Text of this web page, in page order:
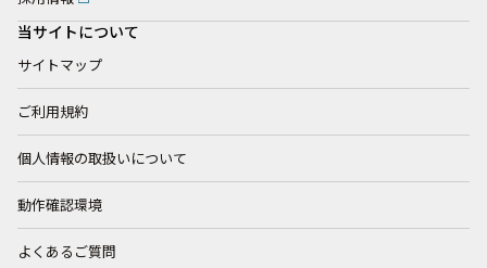
当サイトについて
サイトマップ
ご利用規約
個人情報の取扱いについて
動作確認環境
よくあるご質問